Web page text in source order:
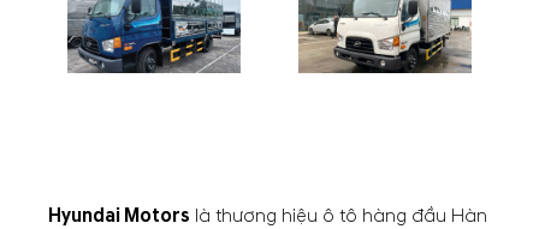
Hyundai Motors là thương hiệu ô tô hàng đầu Hàn